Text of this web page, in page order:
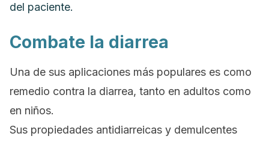
del paciente.
Combate la diarrea
Una de sus aplicaciones más populares es como
remedio contra la diarrea, tanto en adultos como
en niños.
Sus propiedades antidiarreicas y demulcentes